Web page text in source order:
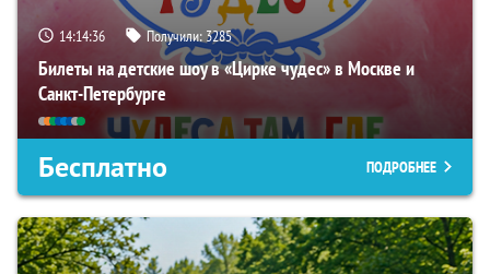
14:14:34 Получили: 3285
Билеты на детские шоу в «Цирке чудес» в Москве и
Санкт-Петербурге
Бесплатно ПОДРОБНЕЕ